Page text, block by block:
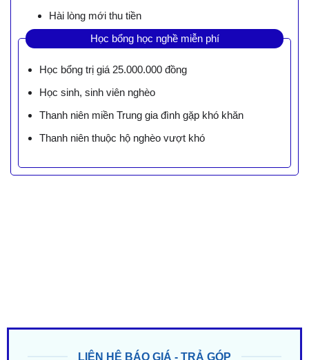
Hài lòng mới thu tiền
Học bổng học nghề miễn phí
Học bổng trị giá 25.000.000 đồng
Học sinh, sinh viên nghèo
Thanh niên miền Trung gia đình gặp khó khăn
Thanh niên thuộc hộ nghèo vượt khó
LIÊN HỆ BÁO GIÁ - TRẢ GÓP